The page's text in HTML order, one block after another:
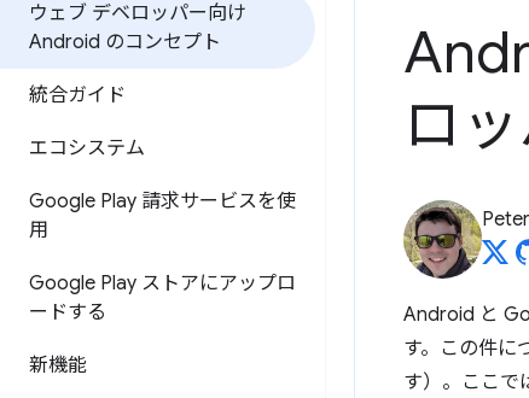
ウェブ デベロッパー向け
Android のコンセプト
統合ガイド
エコシステム
Google Play 請求サービスを使
用
Google Play ストアにアップロ
ードする
新機能
ロ
Android と
す。この件に
す）。ここで